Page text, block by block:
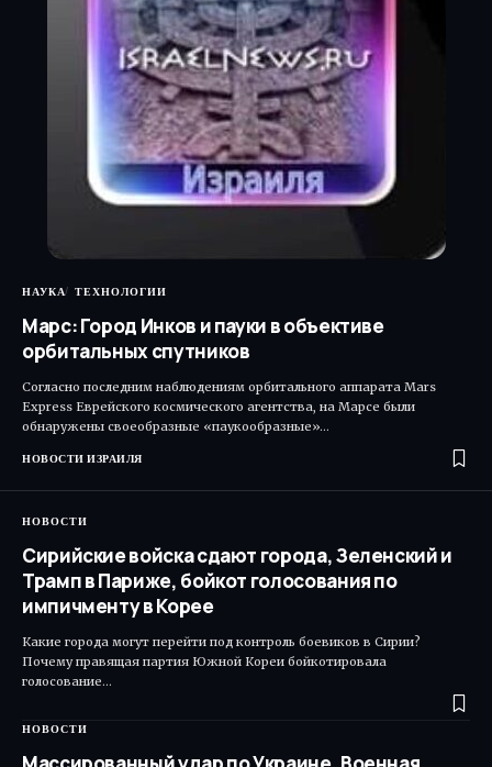
НАУКА ТЕХНОЛОГИИ
Марс: Город Инков и пауки в объективе
орбитальных спутников
Согласно последним наблюдениям орбитального аппарата Mars
Express Еврейского космического агентства, на Марсе были
обнаружены своеобразные «паукообразные»…
НОВОСТИ ИЗРАИЛЯ
НОВОСТИ
Сирийские войска сдают города, Зеленский и
Трамп в Париже, бойкот голосования по
импичменту в Корее
Какие города могут перейти под контроль боевиков в Сирии?
Почему правящая партия Южной Кореи бойкотировала
голосование…
НОВОСТИ